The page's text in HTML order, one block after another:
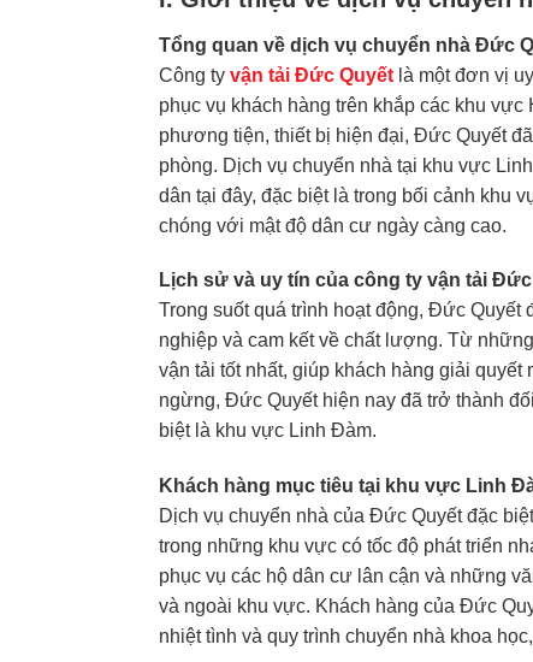
Tổng quan về dịch vụ chuyển nhà Đức
Công ty vận tải Đức Quyết là một đơn vị
phục vụ khách hàng trên khắp các khu
phương tiện, thiết bị hiện đại, Đức Quyết
phòng. Dịch vụ chuyển nhà tại khu vực
dân tại đây, đặc biệt là trong bối cảnh khu
chóng với mật độ dân cư ngày càng cao.
Lịch sử và uy tín của công ty vận tải
Trong suốt quá trình hoạt động, Đức
nghiệp và cam kết về chất lượng. Từ
vận tải tốt nhất, giúp khách hàng giải
ngừng, Đức Quyết hiện nay đã trở thành
biệt là khu vực Linh Đàm.
Khách hàng mục tiêu tại khu vực Linh
Dịch vụ chuyển nhà của Đức Quyết đặc
trong những khu vực có tốc độ phát triển
phục vụ các hộ dân cư lân cận và những
và ngoài khu vực. Khách hàng của Đức
nhiệt tình và quy trình chuyển nhà khoa